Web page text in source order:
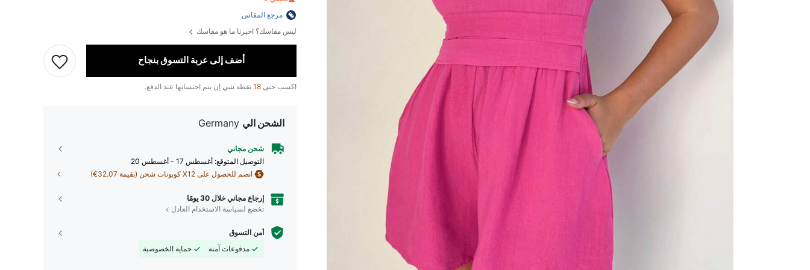
مرجع المقاس
ليس مقاسك؟ اخبرنا ما هو مقاسك
أضف إلى عربة التسوق بنجاح
اكسب حتى 18 نقطة شي إن يتم احتسابها عند الدفع.
الشحن الي Germany
شحن مجاني
التوصيل المتوقع: أغسطس 17 - أغسطس 20
انضم للحصول على X12 كوبونات شحن (بقيمة 32.07€)
إرجاع مجاني خلال 30 يومًا
تخضع لسياسة الاستخدام العادل
أمن التسوق
مدفوعات آمنة
حماية الخصوصية